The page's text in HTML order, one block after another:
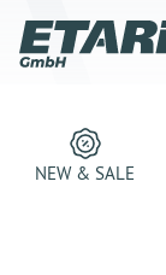
NEW & SALE